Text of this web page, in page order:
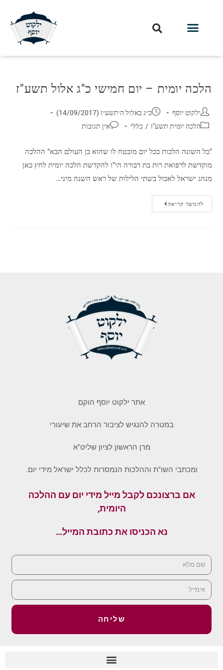
הלכה יומית – יום חמישי כ"ג אלול תשע"ז
ילקוט יוסף
כ״ג באלול ה׳תשע״ז (14/09/2017)
הלכה יומית תשע"ז / כללי אין תגובות
"כל השונה הלכות בכל יום מובטח לו שהוא בן העולם הבא" ההלכה
מוקדשת לרפואת רות בת דבורה הי"ו להקדשת הלכה יומית לחץ כאן
מנהג ישראל לאכול בשתי הלילות של ראש השנה מיני…
להמשך קריאה
אתר ילקוט יוסף הוקם
במטרה להנגיש לציבור הרחב את שיעורי
מרן הראשון לציון שליט"א
ומכתבי השו"ת וההלכות הנמסרות לכלל ישראל מידי יום.
אם ברצונכם לקבל מייל מידי יום עם ההלכה
היומית,
נא הכניסו את כתובת המייל…
שליחה